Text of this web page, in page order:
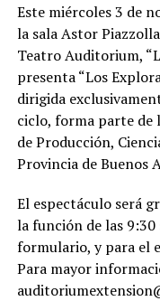
Este miércoles 3 de
la sala Astor
Teatro Auditorium,
presenta “Los
dirigida
ciclo, forma parte de
de Producción,
Provincia de Buenos
El espectáculo será
la función de las
formulario, y para el
Para mayor